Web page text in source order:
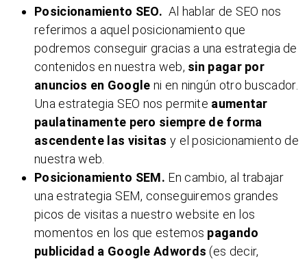
Posicionamiento SEO. Al hablar de SEO nos
referimos a aquel posicionamiento que
podremos conseguir gracias a una estrategia de
contenidos en nuestra web, sin pagar por
anuncios en Google ni en ningún otro buscador.
Una estrategia SEO nos permite aumentar
paulatinamente pero siempre de forma
ascendente las visitas y el posicionamiento de
nuestra web.
Posicionamiento SEM. En cambio, al trabajar
una estrategia SEM, conseguiremos grandes
picos de visitas a nuestro website en los
momentos en los que estemos pagando
publicidad a Google Adwords (es decir,